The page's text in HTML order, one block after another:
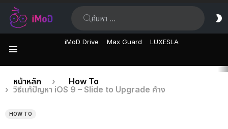
iMoD Drive Max Guard LUXESLA
เรื่อง
ล่าสุด
คุณอยู่ที่นี่:
หน้าหลัก
How To
วิธีแก้ปัญหา iOS 9 – Slide to Upgrade ค้าง
HOW TO